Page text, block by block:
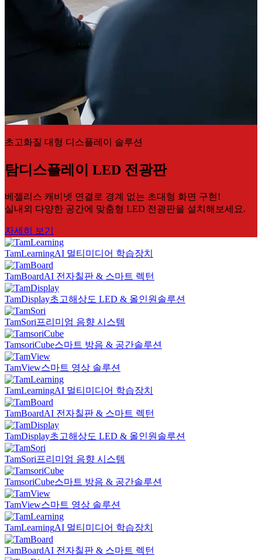
초고화질 대형 디스플레이 솔루션
탐디스플레이 LED 전광판
베젤리스 캐비넷 연결로 경계 없는 초대형 화면 구현!
실내외 다양한 공간에 맞춤형 LED 전광판을 설치해보세요.
자세히 보기
TamLearningAI 멀티미디어 학습장치
TamBoardAI 전자칠판 & 스마트 렉턴
TamDisplay초고해상도 LED & 올인원솔루션
TamSori프리미엄 음향 시스템
TamsoriCube스마트 방음 & 공간솔루션
TamView스마트 영상 솔루션
TamLearningAI 멀티미디어 학습장치
TamBoardAI 전자칠판 & 스마트 렉턴
TamDisplay초고해상도 LED & 올인원솔루션
TamSori프리미엄 음향 시스템
TamsoriCube스마트 방음 & 공간솔루션
TamView스마트 영상 솔루션
TamLearningAI 멀티미디어 학습장치
TamBoardAI 전자칠판 & 스마트 렉턴